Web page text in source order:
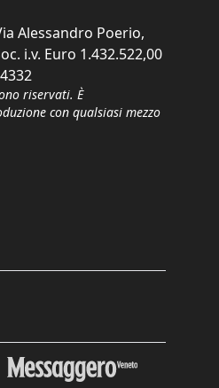
Alessandro Poerio,
i.v. Euro 1.432.522,00
riservati. È
con qualsiasi mezzo